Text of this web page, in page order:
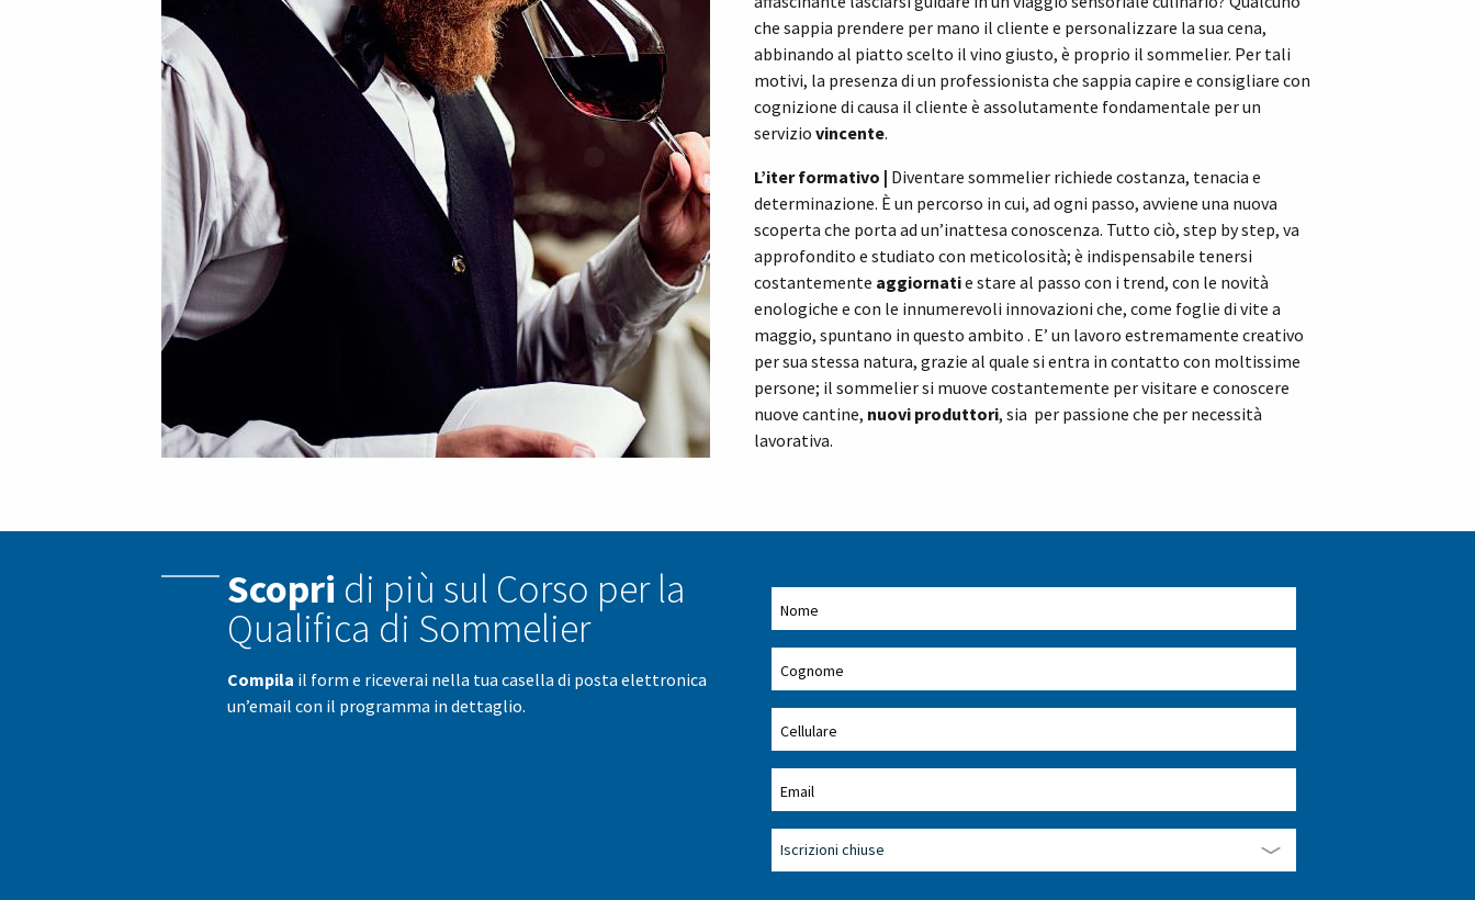
che sappia prendere per mano il cliente e personalizzare la sua cena,
abbinando al piatto scelto il vino giusto, è proprio il sommelier. Per tali
motivi, la presenza di un professionista che sappia capire e consigliare con
cognizione di causa il cliente è assolutamente fondamentale per un
servizio vincente.
L’iter formativo | Diventare sommelier richiede costanza, tenacia e
determinazione. È un percorso in cui, ad ogni passo, avviene una nuova
scoperta che porta ad un’inattesa conoscenza. Tutto ciò, step by step, va
approfondito e studiato con meticolosità; è indispensabile tenersi
costantemente aggiornatie stare al passo con i trend, con le novità
enologiche e con le innumerevoli innovazioni che, come foglie di vite a
maggio, spuntano in questo ambito . E’ un lavoro estremamente creativo
per sua stessa natura, grazie al quale si entra in contatto con moltissime
persone; il sommelier si muove costantemente per visitare e conoscere
nuove cantine, nuovi produttori, sia per passione che per necessità
lavorativa.
Scopri di più sul Corso per la
Qualifica di Sommelier
Compila il form e riceverai nella tua casella di posta elettronica
un’email con il programma in dettaglio.